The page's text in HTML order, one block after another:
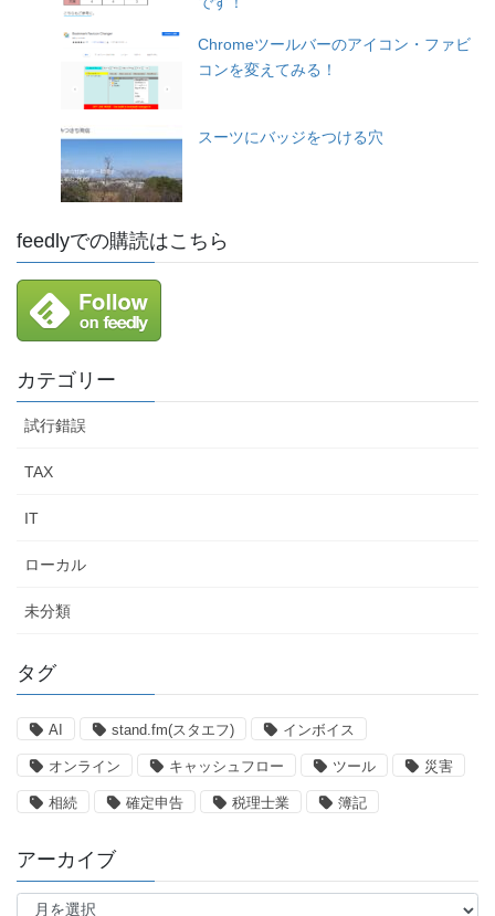
Chromeツールバーのアイコン・ファビ
コンを変えてみる！
スーツにバッジをつける穴
feedlyでの購読はこちら
カテゴリー
試行錯誤
TAX
IT
ローカル
未分類
タグ
AI stand.fm(スタエフ) インボイス
オンライン キャッシュフロー ツール 災害
相続 確定申告 税理士業 簿記
アーカイブ
ア